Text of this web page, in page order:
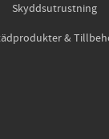
Skyddsutrustning
&